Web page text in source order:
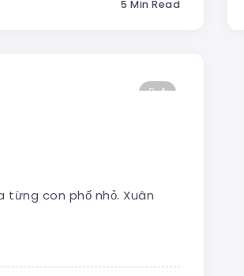
5 Min Read
4
con phố nhỏ. Xuân